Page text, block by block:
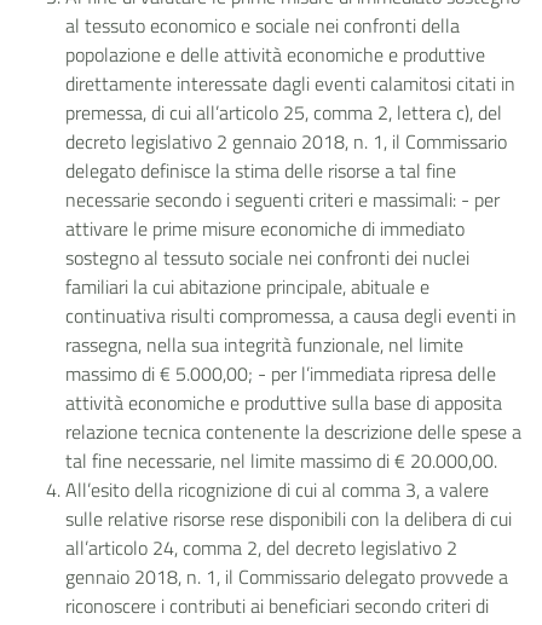
al tessuto economico e sociale nei confronti della
popolazione e delle attività economiche e produttive
direttamente interessate dagli eventi calamitosi citati in
premessa, di cui all’articolo 25, comma 2, lettera c), del
decreto legislativo 2 gennaio 2018, n. 1, il Commissario
delegato definisce la stima delle risorse a tal fine
necessarie secondo i seguenti criteri e massimali: - per
attivare le prime misure economiche di immediato
sostegno al tessuto sociale nei confronti dei nuclei
familiari la cui abitazione principale, abituale e
continuativa risulti compromessa, a causa degli eventi in
rassegna, nella sua integrità funzionale, nel limite
massimo di € 5.000,00; - per l’immediata ripresa delle
attività economiche e produttive sulla base di apposita
relazione tecnica contenente la descrizione delle spese a
tal fine necessarie, nel limite massimo di € 20.000,00.
All’esito della ricognizione di cui al comma 3, a valere
sulle relative risorse rese disponibili con la delibera di cui
all’articolo 24, comma 2, del decreto legislativo 2
gennaio 2018, n. 1, il Commissario delegato provvede a
riconoscere i contributi ai beneficiari secondo criteri di